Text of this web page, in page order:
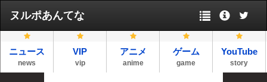
ヌルポあんてな
ニュース
news
VIP
vip
アニメ
anime
ゲーム
game
YouTube
story